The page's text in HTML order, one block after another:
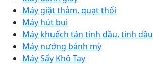
Máy giặt thảm, quạt thổi
Máy hút bụi
Máy khuếch tán tinh dầu, tinh dầu
Máy nướng bánh mỳ
Máy Sấy Khô Tay